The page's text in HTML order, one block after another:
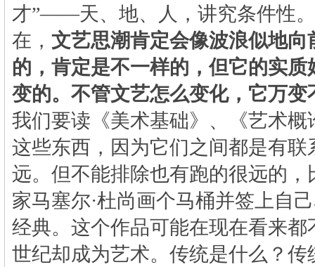
才”——天、地、人，讲究条件性
在， 文艺思潮肯定会像波浪似地向
的，肯定是不一样的，但它的实
变的。不管文艺怎么变化，它万变
我们要读《美术基础》、《艺术概
这些东西，因为它们之间都是有联
远。但不能排除也有跑的很远的，
家马塞尔·杜尚画个马桶并签上自
经典。这个作品可能在现在看来都
世纪却成为艺术。传统是什么？传